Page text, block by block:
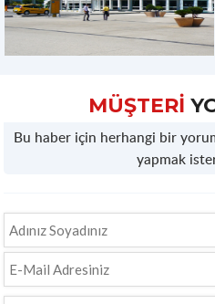
MÜŞTERİ
Bu haber için herhangi bir
yapmak